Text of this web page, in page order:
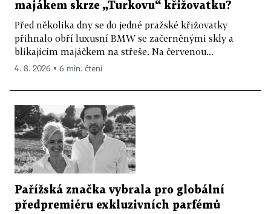
majákem skrze „Turkovu“ křižovatku?
Před několika dny se do jedné pražské křižovatky
přihnalo obří luxusní BMW se začerněnými skly a
blikajícím majáčkem na střeše. Na červenou...
4. 8. 2026 ▪ 6 min. čtení
Pařížská značka vybrala pro globální
předpremiéru exkluzivních parfémů